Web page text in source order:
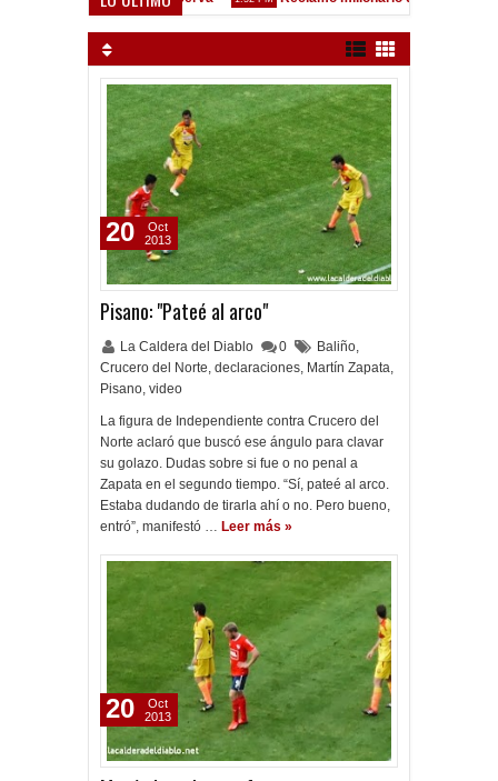
Pisano: "Pateé al arco"
La Caldera del Diablo 0 Baliño,
Crucero del Norte, declaraciones, Martín Zapata,
Pisano, video
La figura de Independiente contra Crucero del
Norte aclaró que buscó ese ángulo para clavar
su golazo. Dudas sobre si fue o no penal a
Zapata en el segundo tiempo. “Sí, pateé al arco.
Estaba dudando de tirarla ahí o no. Pero bueno,
entró”, manifestó … Leer más »
20
Oct
2013
20
Oct
2013